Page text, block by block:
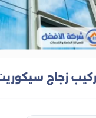
الطلب لتتناسب
أناقة
أن كل مرآة تصل
زجاج